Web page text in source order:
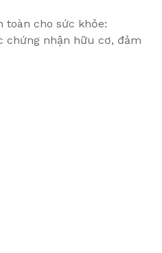
toàn cho sức khỏe:
chứng nhận hữu cơ, đảm